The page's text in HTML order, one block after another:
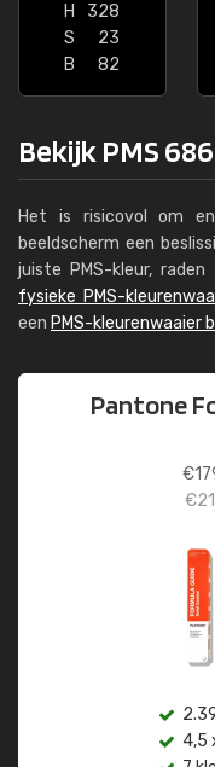
H
328
S
23
B
82
Bekijk PMS
Het is risicovol om
beeldscherm een
juiste PMS-kleur,
fysieke PMS-
een PMS-kleurenwaaier
Pantone
€
€
4,5